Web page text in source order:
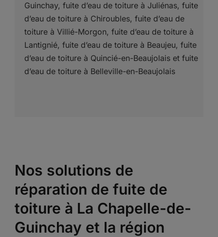
Guinchay, fuite d’eau de toiture à Juliénas, fuite
d’eau de toiture à Chiroubles, fuite d’eau de
toiture à Villié-Morgon, fuite d’eau de toiture à
Lantignié, fuite d’eau de toiture à Beaujeu, fuite
d’eau de toiture à Quincié-en-Beaujolais et fuite
d’eau de toiture à Belleville-en-Beaujolais
Nos solutions de
réparation de fuite de
toiture à La Chapelle-de-
Guinchay et la région